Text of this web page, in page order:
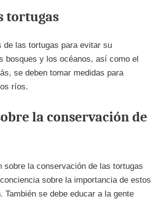
tortugas
de las tortugas para evitar su
bosques y los océanos, así como el
se deben tomar medidas para
ríos.
la conservación de
sobre la conservación de las tortugas
sobre la importancia de estos
se debe educar a la gente